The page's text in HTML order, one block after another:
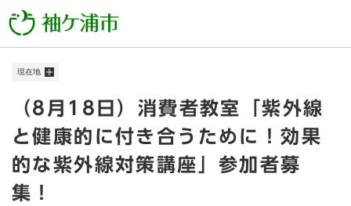
ー
メニューを飛ばして本文へ
現在地
（8月18日）消費者教室「紫外線
と健康的に付き合うために！効果
的な紫外線対策講座」参加者募
集！